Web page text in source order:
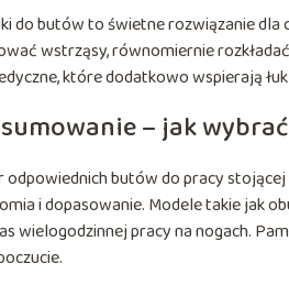
do butów to świetne rozwiązanie
wstrząsy, równomiernie
które dodatkowo wspierają
– jak
odpowiednich butów do pracy
i dopasowanie. Modele takie jak
wielogodzinnej pracy na nogach.